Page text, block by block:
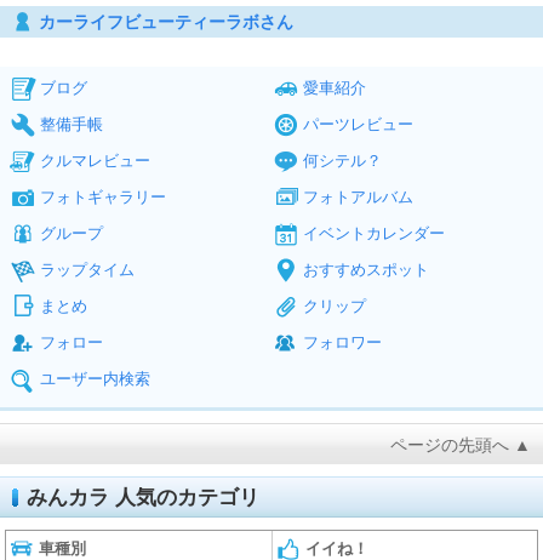
カーライフビューティーラボさん
ブログ
愛車紹介
整備手帳
パーツレビュー
クルマレビュー
何シテル？
フォトギャラリー
フォトアルバム
グループ
イベントカレンダー
ラップタイム
おすすめスポット
まとめ
クリップ
フォロー
フォロワー
ユーザー内検索
ページの先頭へ ▲
みんカラ 人気のカテゴリ
車種別 イイね！